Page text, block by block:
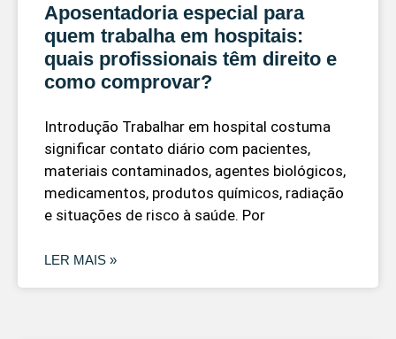
Aposentadoria especial para
quem trabalha em hospitais:
quais profissionais têm direito e
como comprovar?
Introdução Trabalhar em hospital costuma
significar contato diário com pacientes,
materiais contaminados, agentes biológicos,
medicamentos, produtos químicos, radiação
e situações de risco à saúde. Por
LER MAIS »